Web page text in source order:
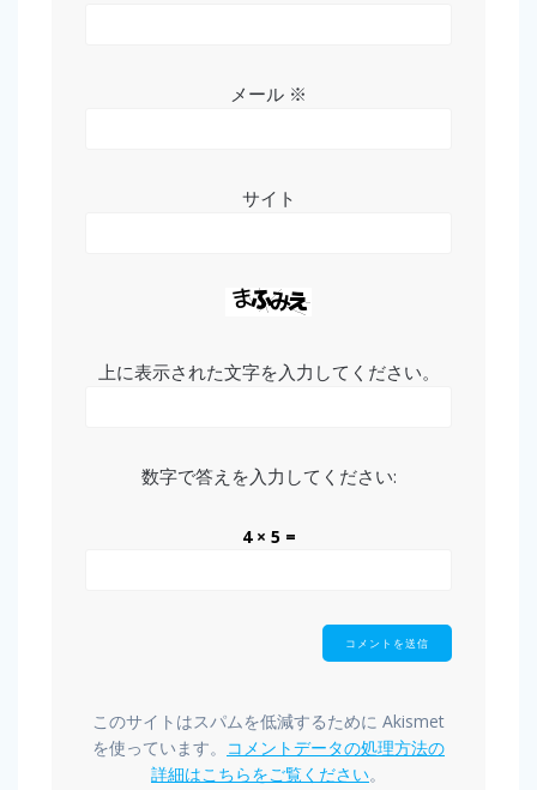
メール ※
サイト
上に表示された文字を入力してください。
数字で答えを入力してください:
4 × 5 =
このサイトはスパムを低減するために Akismet
を使っています。 コメントデータの処理方法の
詳細はこちらをご覧ください。